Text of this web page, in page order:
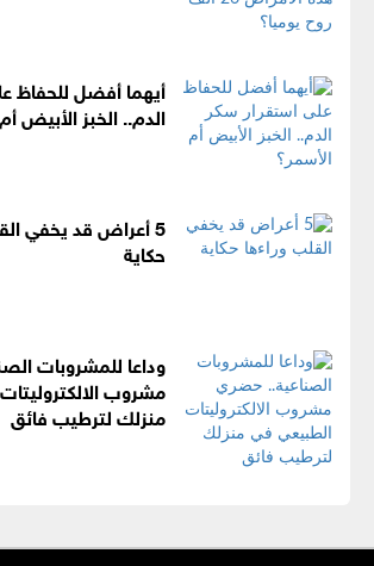
أيهما أفضل للحفاظ
الدم.. الخبز الأبيض
5 أعراض قد يخفي
حكاية
وداعا للمشروبات
مشروب
منزلك لترطيب فائق